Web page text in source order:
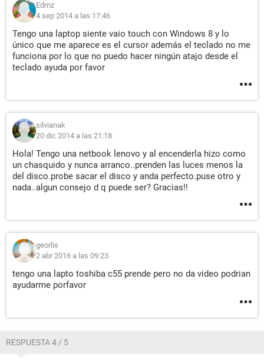
Edmz
4 sep 2014 a las 17:46
Tengo una laptop siente vaio touch con Windows 8 y lo
único que me aparece es el cursor además el teclado no me
funciona por lo que no puedo hacer ningún atajo desde el
teclado ayuda por favor
silvianak
20 dic 2014 a las 21:18
Hola! Tengo una netbook lenovo y al encenderla hizo como
un chasquido y nunca arranco..prenden las luces menos la
del disco.probe sacar el disco y anda perfecto.puse otro y
nada..algun consejo d q puede ser? Gracias!!
georlis
2 abr 2016 a las 09:23
tengo una lapto toshiba c55 prende pero no da video podrian
ayudarme porfavor
RESPUESTA 4 / 5